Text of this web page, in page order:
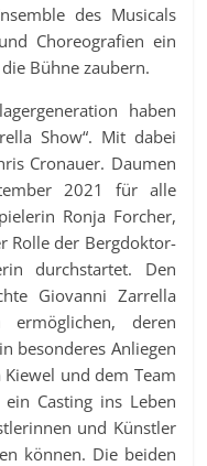
des Musicals
Choreografien ein
Bühne zaubern.
haben
Show“. Mit dabei
Cronauer. Daumen
2021 für alle
Ronja Forcher,
Rolle der Bergdoktor-
durchstartet. Den
Giovanni Zarrella
ermöglichen, deren
besonderes Anliegen
und dem Team
ein Casting ins Leben
und Künstler
können. Die beiden